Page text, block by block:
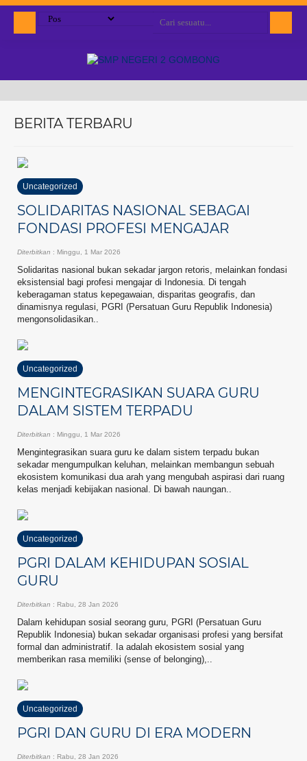
BERITA TERBARU
Uncategorized
SOLIDARITAS NASIONAL SEBAGAI
FONDASI PROFESI MENGAJAR
Diterbitkan : Minggu, 1 Mar 2026
Solidaritas nasional bukan sekadar jargon retoris, melainkan fondasi
eksistensial bagi profesi mengajar di Indonesia. Di tengah
keberagaman status kepegawaian, disparitas geografis, dan
dinamisnya regulasi, PGRI (Persatuan Guru Republik Indonesia)
mengonsolidasikan..
Uncategorized
MENGINTEGRASIKAN SUARA GURU
DALAM SISTEM TERPADU
Diterbitkan : Minggu, 1 Mar 2026
Mengintegrasikan suara guru ke dalam sistem terpadu bukan
sekadar mengumpulkan keluhan, melainkan membangun sebuah
ekosistem komunikasi dua arah yang mengubah aspirasi dari ruang
kelas menjadi kebijakan nasional. Di bawah naungan..
Uncategorized
PGRI DALAM KEHIDUPAN SOSIAL
GURU
Diterbitkan : Rabu, 28 Jan 2026
Dalam kehidupan sosial seorang guru, PGRI (Persatuan Guru
Republik Indonesia) bukan sekadar organisasi profesi yang bersifat
formal dan administratif. Ia adalah ekosistem sosial yang
memberikan rasa memiliki (sense of belonging),..
Uncategorized
PGRI DAN GURU DI ERA MODERN
Diterbitkan : Rabu, 28 Jan 2026